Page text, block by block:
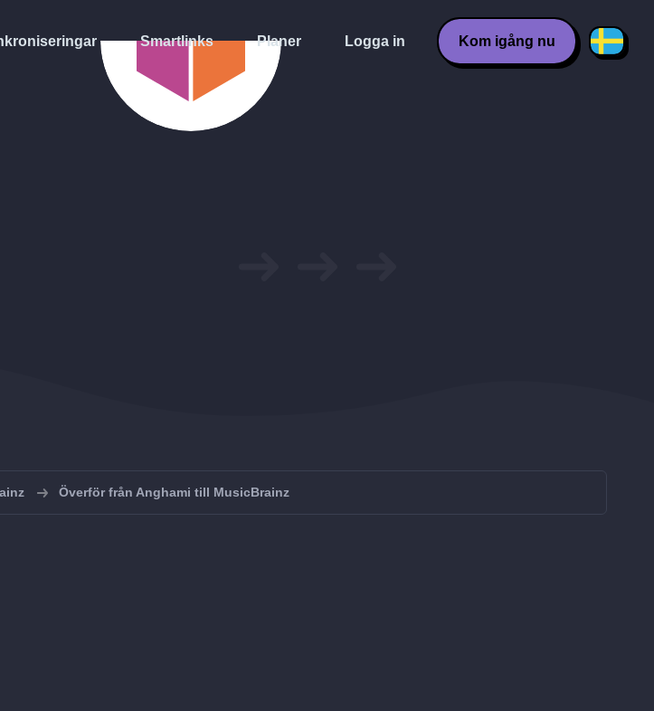
Smartlinks Planer Logga in Kom igång nu
Överför från Anghami till MusicBrainz